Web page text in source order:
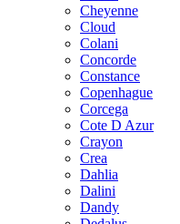
Cheyenne
Cloud
Colani
Concorde
Constance
Copenhague
Corcega
Cote D Azur
Crayon
Crea
Dahlia
Dalini
Dandy